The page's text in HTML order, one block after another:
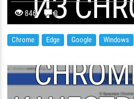
846 0
Chrome Edge Google Windows
В